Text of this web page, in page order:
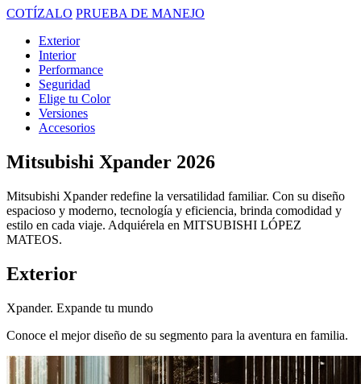
COTÍZALO PRUEBA DE MANEJO
Exterior
Interior
Performance
Seguridad
Elige tu Color
Versiones
Accesorios
Mitsubishi Xpander 2026
Mitsubishi Xpander redefine la versatilidad familiar. Con su diseño
espacioso y moderno, tecnología y eficiencia, brinda comodidad y
estilo en cada viaje. Adquiérela en MITSUBISHI LÓPEZ
MATEOS.
Exterior
Xpander. Expande tu mundo
Conoce el mejor diseño de su segmento para la aventura en familia.